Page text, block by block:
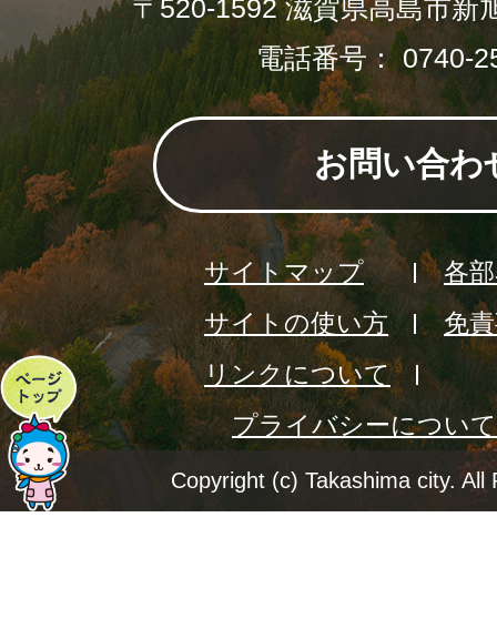
ペ
ー
ジ
〒520-1592 滋賀県高島市新
電話番号： 0740-
お問い合わ
サイトマップ
各
サイトの使い方
免
リンクについて
プライバシーについて
Copyright (c) Takashima city. All